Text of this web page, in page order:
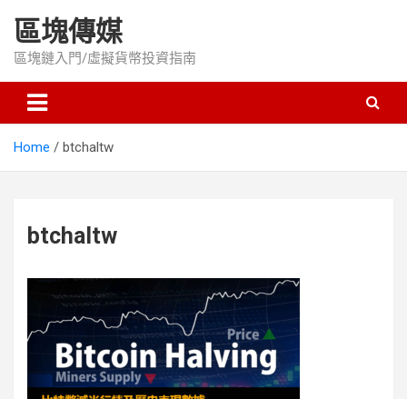
content
區塊傳媒
區塊鏈入門/虛擬貨幣投資指南
Home btchaltw
btchaltw